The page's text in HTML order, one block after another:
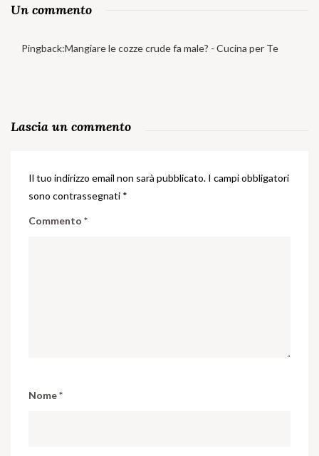
Un commento
Pingback:Mangiare le cozze crude fa male? - Cucina per Te
Lascia un commento
Il tuo indirizzo email non sarà pubblicato. I campi obbligatori
sono contrassegnati *
Commento *
Nome*